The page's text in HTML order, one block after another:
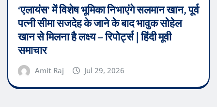
‘एलायंस’ में विशेष भूमिका निभाएंगे सलमान खान, पूर्व
पत्नी सीमा सजदेह के जाने के बाद भावुक सोहेल
खान से मिलना है लक्ष्य – रिपोर्ट्स | हिंदी मूवी
समाचार
Amit Raj Jul 29, 2026